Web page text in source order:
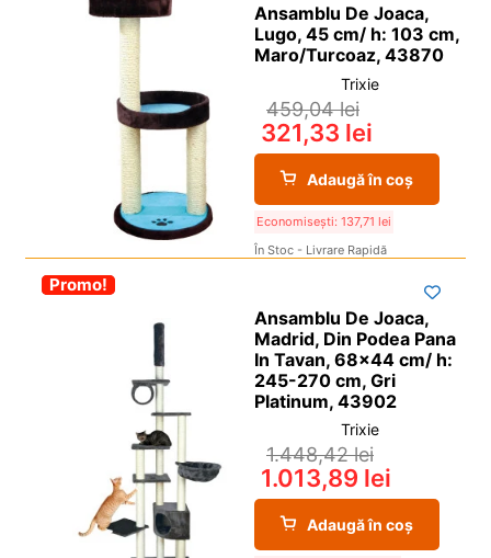
Ansamblu De Joaca,
Lugo, 45 cm/ h: 103 cm,
Maro/Turcoaz, 43870
Trixie
459,04lei
321,33 lei
Adaugă în coș
Economisești: 137,71 lei
În Stoc - Livrare Rapidă
-30%
Promo!
Ansamblu De Joaca,
Madrid, Din Podea Pana
In Tavan, 68×44 cm/ h:
245-270 cm, Gri
Platinum, 43902
Trixie
1.448,42lei
1.013,89 lei
Adaugă în coș